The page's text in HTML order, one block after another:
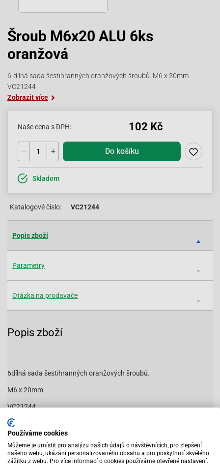
Šroub M6x20 ALU 6ks
oranžová
6-dílná sada šestihranných oranžových šroubů. M6 x 20mm
VC21244
Zobrazit více
Naše cena s DPH: 102 Kč
Do košíku
Skladem
Katalogové číslo: VC21244
Popis zboží
Parametry
Otázka na prodavače
Popis zboží
6dílná sada šestihranných oranžových šroubů.
M6 x 20mm
VC21244
Vybavený servis s odborným vyškoleným personálem
Používáme cookies
Můžeme je umístit pro analýzu našich údajů o návštěvnících, pro zlepšení
našeho webu, ukázání personalizovaného obsahu a pro poskytnutí skvělého
zážitku z webu. Pro více informací o cookies používáme otevřené nastavení.